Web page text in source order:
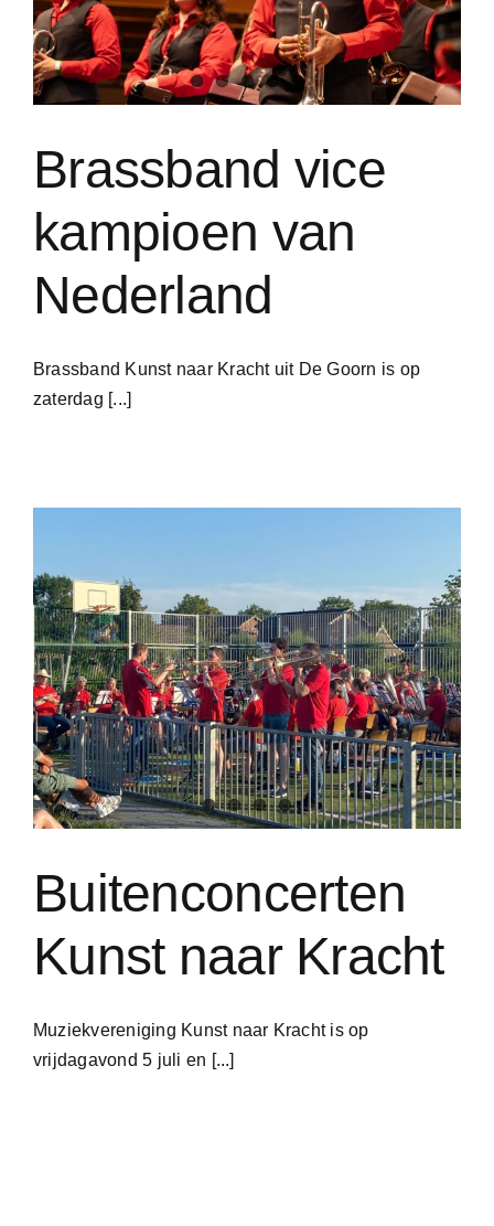
Brassband vice
kampioen van
Nederland
Brassband Kunst naar Kracht uit De Goorn is op
zaterdag [...]
Buitenconcerten
Kunst naar Kracht
Muziekvereniging Kunst naar Kracht is op
vrijdagavond 5 juli en [...]